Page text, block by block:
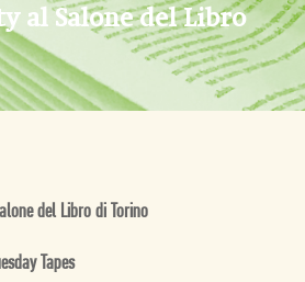
al Salone del Libro
del Libro di Torino
Tapes